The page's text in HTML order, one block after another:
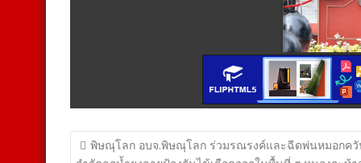
แนะแนว
พิษณุโลก อบจ.พิษณุโลก ร่วมรณรงค์และฉีดพ่นหมอกค